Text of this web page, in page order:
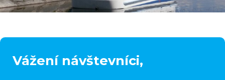
Vážení návštevníci,